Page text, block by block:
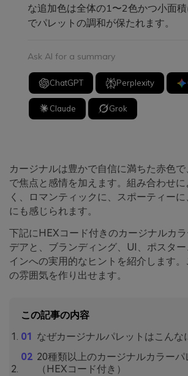
な追加色は全体の1〜2色かつ小面
でパレットの調和が保たれます。
Ask AI for a summary
ChatGPT Perplexity
Claude Grok
カージナルは豊かで自信に満ちた赤色
で焦点と感情を加えます。組み合わせ
く、ロマンティックに、スポーティー
にも感じられます。
下記にHEXコード付きのカージナルカ
デアと、ブランディング、UI、ポスタ
インへの実用的なヒントを紹介します
の雰囲気を作り出せます。
この記事の内容
なぜカージナルパレットはこんな
20種類以上のカージナルカラー
（HEXコード付き）